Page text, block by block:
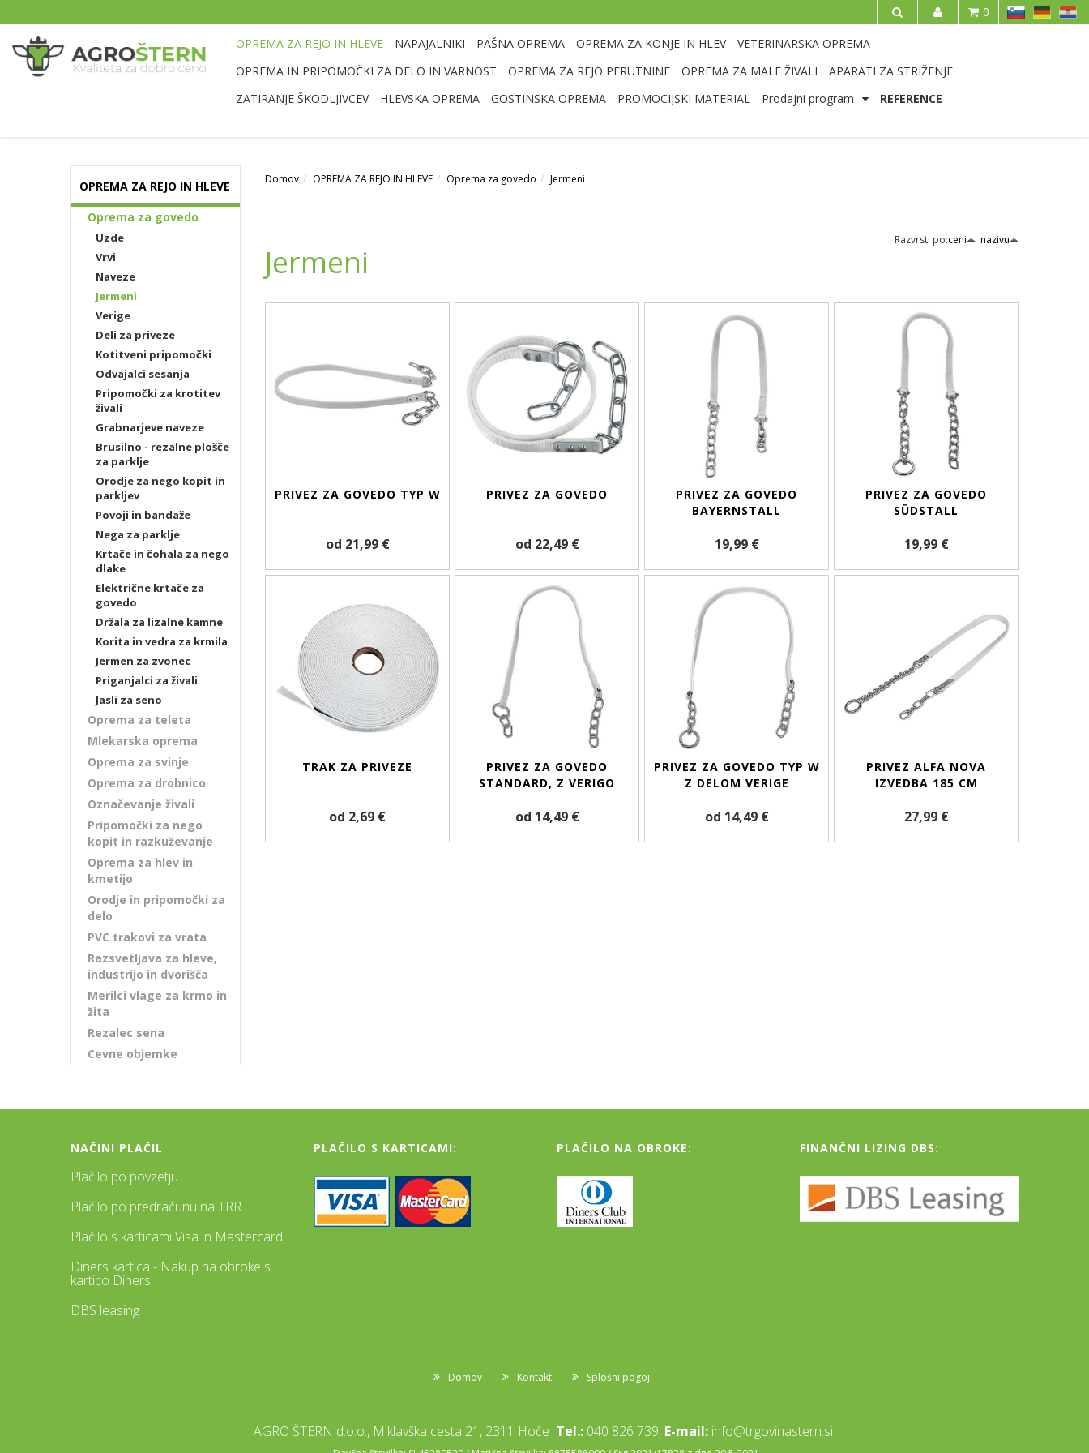
SL HR
0
OPREMA ZA REJO IN HLEVE NAPAJALNIKI PAŠNA OPREMA OPREMA ZA KONJE IN HLEV
VETERINARSKA OPREMA
OPREMA IN PRIPOMOČKI ZA DELO IN VARNOST
OPREMA ZA REJO PERUTNINE OPREMA ZA MALE ŽIVALI
APARATI ZA STRIŽENJE
ZATIRANJE ŠKODLJIVCEV
HLEVSKA OPREMA GOSTINSKA OPREMA PROMOCIJSKI MATERIAL Prodajni program REFERENCE
OPREMA ZA REJO IN HLEVE
Oprema za govedo
Uzde
Vrvi
Naveze
Jermeni
Verige
Deli za priveze
Kotitveni pripomočki
Odvajalci sesanja
Pripomočki za krotitev
živali
Grabnarjeve naveze
Brusilno - rezalne plošče
za parklje
Orodje za nego kopit in
parkljev
Povoji in bandaže
Nega za parklje
Krtače in čohala za nego
dlake
Električne krtače za
govedo
Držala za lizalne kamne
Korita in vedra za krmila
Jermen za zvonec
Priganjalci za živali
Jasli za seno
Oprema za teleta
Mlekarska oprema
Oprema za svinje
Oprema za drobnico
Označevanje živali
Pripomočki za nego
kopit in razkuževanje
Oprema za hlev in
kmetijo
Orodje in pripomočki za
delo
PVC trakovi za vrata
Razsvetljava za hleve,
industrijo in dvorišča
Merilci vlage za krmo in
žita
Rezalec sena
Cevne objemke
Domov OPREMA ZA REJO IN HLEVE Oprema za govedo Jermeni
Razvrsti po:ceni nazivu
Jermeni
PRIVEZ ZA GOVEDO TYP W
od 21,99 €
PRIVEZ ZA GOVEDO
od 22,49 €
PRIVEZ ZA GOVEDO
BAYERNSTALL
19,99 €
PRIVEZ ZA GOVEDO
SÜDSTALL
19,99 €
TRAK ZA PRIVEZE
od 2,69 €
PRIVEZ ZA GOVEDO
STANDARD, Z VERIGO
od 14,49 €
PRIVEZ ZA GOVEDO TYP W
Z DELOM VERIGE
od 14,49 €
PRIVEZ ALFA NOVA
IZVEDBA 185 CM
27,99 €
NAČINI PLAČIL
Plačilo po povzetju
Plačilo po predračunu na TRR
Plačilo s karticami Visa in Mastercard.
Diners kartica - Nakup na obroke s
kartico Diners
DBS leasing
PLAČILO S KARTICAMI: PLAČILO NA OBROKE: FINANČNI LIZING DBS:
Domov Kontakt Splošni pogoji
AGRO ŠTERN d.o.o., Miklavška cesta 21, 2311 Hoče Tel.:040 826 739, E-mail: info@trgovinastern.si